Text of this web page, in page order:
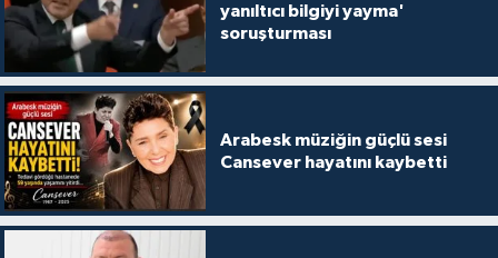
yanıltıcı bilgiyi yayma'
soruşturması
Arabesk müziğin güçlü sesi
Cansever hayatını kaybetti